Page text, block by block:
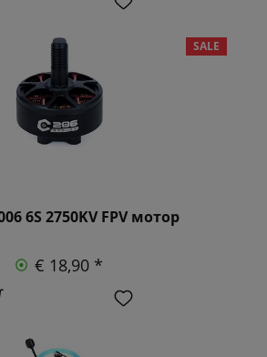
SALE
6S 2750KV FPV мотор
€ 18,90 *